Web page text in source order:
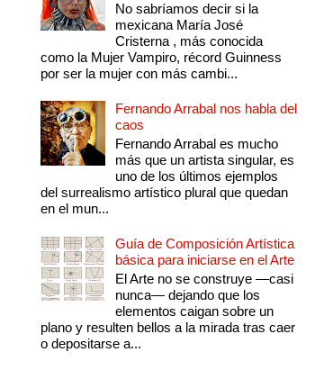
No sabríamos decir si la
mexicana María José
Cristerna , más conocida
como la Mujer Vampiro, récord Guinness
por ser la mujer con más cambi...
Fernando Arrabal nos habla del
caos
Fernando Arrabal es mucho
más que un artista singular, es
uno de los últimos ejemplos
del surrealismo artístico plural que quedan
en el mun...
Guía de Composición Artística
básica para iniciarse en el Arte
El Arte no se construye —casi
nunca— dejando que los
elementos caigan sobre un
plano y resulten bellos a la mirada tras caer
o depositarse a...